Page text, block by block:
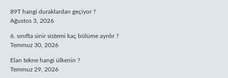
89T hangi duraklardan geçiyor ?
Ağustos 3, 2026
6. sınıfta sinir sistemi kaç bölüme ayrılır ?
Temmuz 30, 2026
Elan tekne hangi ülkenin ?
Temmuz 29, 2026